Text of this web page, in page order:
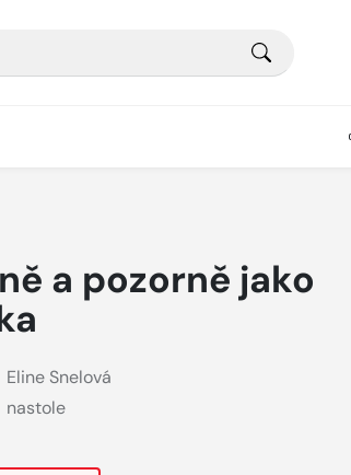
a pozorně jako
Eline Snelová
nastole